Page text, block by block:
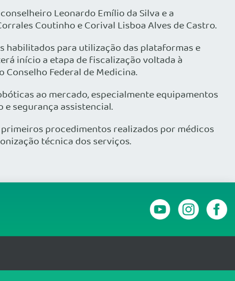
Leonardo Emílio da Silva e a
Coutinho e Corival Lisboa Alves de Castro.
habilitados para utilização das plataformas e
início a etapa de fiscalização voltada à
Federal de Medicina.
ao mercado, especialmente equipamentos
segurança assistencial.
procedimentos realizados por médicos
técnica dos serviços.